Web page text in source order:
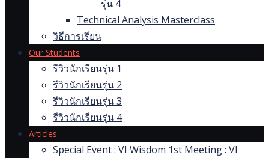
รุ่น 4
Technical Analysis Masterclass
วิธีการเรียน
Our Students
รีวิวนักเรียนรุ่น 1
รีวิวนักเรียนรุ่น 2
รีวิวนักเรียนรุ่น 3
รีวิวนักเรียนรุ่น 4
Articles
Special Event : VI Wisdom 1st Meeting : VI